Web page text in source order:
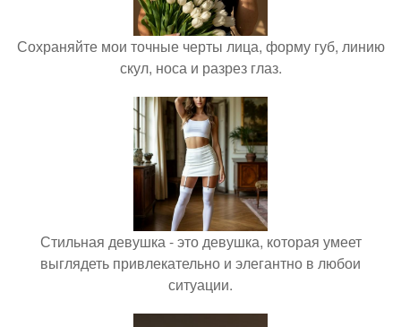
Сохраняйте мои точные черты лица, форму губ, линию
скул, носа и разрез глаз.
Стильная девушка - это девушка, которая умеет
выглядеть привлекательно и элегантно в любои
ситуации.